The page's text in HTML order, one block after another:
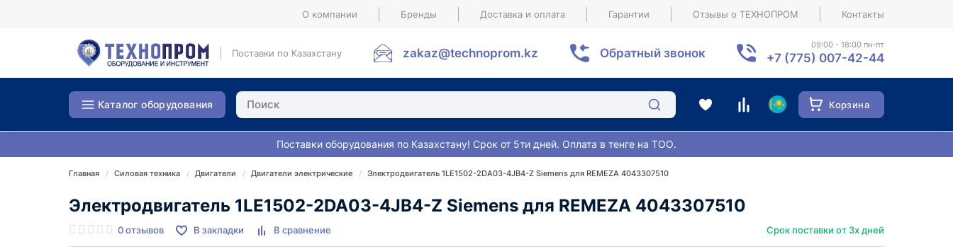
О компании Бренды Доставка и оплата Гарантии Отзывы о ТЕХНОПРОМ Контакты
Поставки по Казахстану zakaz@technoprom.kz Обратный звонок
09:00 - 18:00 пн-пт
+7 (775) 007-42-44
Каталог оборудования Корзина
Поставки оборудования по Казахстану! Срок от 5ти дней. Оплата в тенге на ТОО.
Главная Силовая техника Двигатели Двигатели электрические Электродвигатель 1LE1502-2DA03-4JB4-Z Siemens для REMEZA 4043307510
Электродвигатель 1LE1502-2DA03-4JB4-Z Siemens для REMEZA 4043307510
0 отзывов В закладки В сравнение Срок поставки от 3х дней